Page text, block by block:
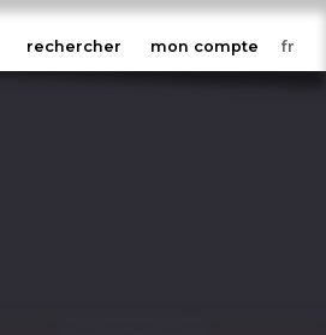
rechercher mon compte